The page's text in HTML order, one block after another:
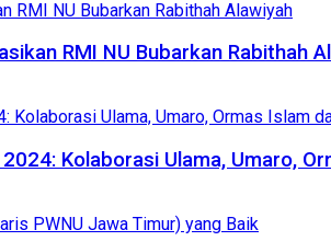
RMI NU Bubarkan Rabithah
Kolaborasi Ulama, Umaro,